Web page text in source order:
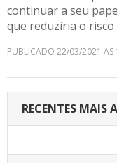
continuar a seu
que reduziria o risco
PUBLICADO 22/03/2021 AS
RECENTES MAIS